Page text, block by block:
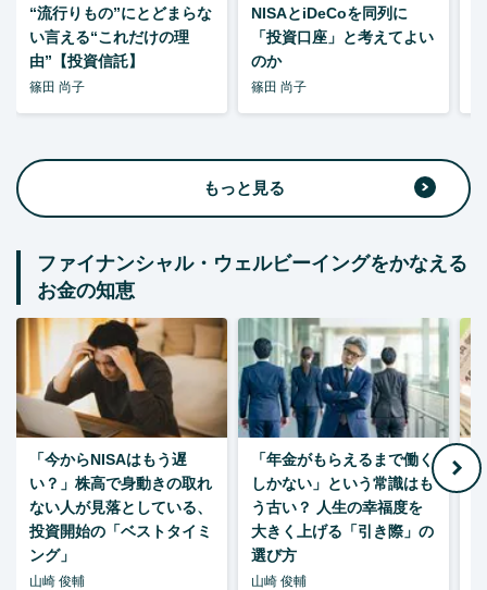
“流行りもの”にとどまらな
い言える“これだけの理
由”【投資信託】
篠田 尚子
NISAとiDeCoを同列に
「投資口座」と考えてよい
のか
篠田 尚子
もっと見る
ファイナンシャル・ウェルビーイングをかなえる
お金の知恵
「今からNISAはもう遅
い？」株高で身動きの取れ
ない人が見落としている、
投資開始の「ベストタイミ
ング」
山崎 俊輔
「年金がもらえるまで働く
しかない」という常識はも
う古い？ 人生の幸福度を
大きく上げる「引き際」の
選び方
山崎 俊輔